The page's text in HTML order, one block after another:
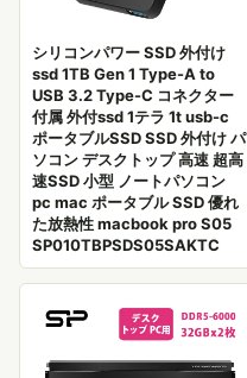
シリコンパワー SSD 外付け
ssd 1TB Gen 1 Type-A to
USB 3.2 Type-C コネクター
付属 外付ssd 1テラ 1t usb-c
ポータブルSSD SSD 外付け パ
ソコン デスクトップ 高速 超高
速SSD 小型 ノートパソコン
pc mac ポータブル SSD 優れ
た放熱性 macbook pro S05
SP010TBPSDS05SAKTC